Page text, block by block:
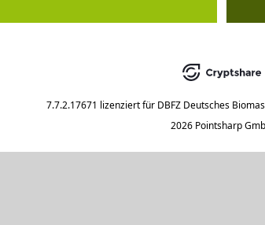
7.7.2.17671 lizenziert für DBFZ Deutsches
2026 Pointsharp